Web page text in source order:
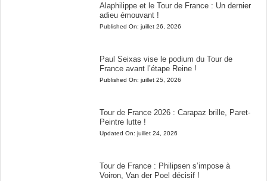
Alaphilippe et le Tour de France : Un dernier
adieu émouvant !
Published On: juillet 26, 2026
Paul Seixas vise le podium du Tour de
France avant l’étape Reine !
Published On: juillet 25, 2026
Tour de France 2026 : Carapaz brille, Paret-
Peintre lutte !
Updated On: juillet 24, 2026
Tour de France : Philipsen s’impose à
Voiron, Van der Poel décisif !